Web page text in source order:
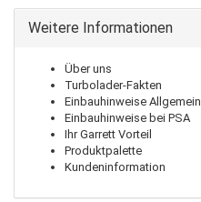
Weitere Informationen
Über uns
Turbolader-Fakten
Einbauhinweise Allgemein
Einbauhinweise bei PSA
Ihr Garrett Vorteil
Produktpalette
Kundeninformation